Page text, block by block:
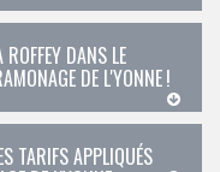
DANS LE
DE L'YONNE !
TARIFS APPLIQUÉS